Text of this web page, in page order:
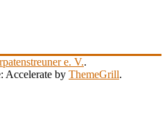
e. V..
Accelerate by ThemeGrill.